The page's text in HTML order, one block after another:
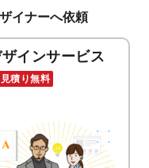
イナーへ依頼
インサービス
積り無料